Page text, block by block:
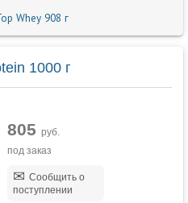
Whey 908 г
1000 г
805 руб.
под заказ
Сообщить о
поступлении